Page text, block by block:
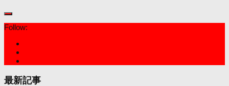
Follow:
最新記事